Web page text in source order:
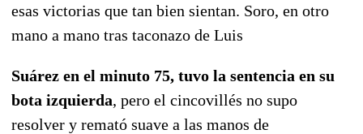
esas victorias que tan bien sientan. Soro, en otro
mano a mano tras taconazo de Luis
Suárez en el minuto 75, tuvo la sentencia en su
bota izquierda, pero el cincovillés no supo
resolver y remató suave a las manos de